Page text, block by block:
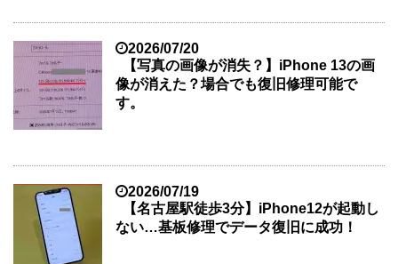
2026/07/20
【写真の画像が消失？】iPhone 13の画
像が消えた？場合でも復旧修理可能で
す。
2026/07/19
【名古屋駅徒歩3分】iPhone12が起動し
ない…基板修理でデータ復旧に成功！